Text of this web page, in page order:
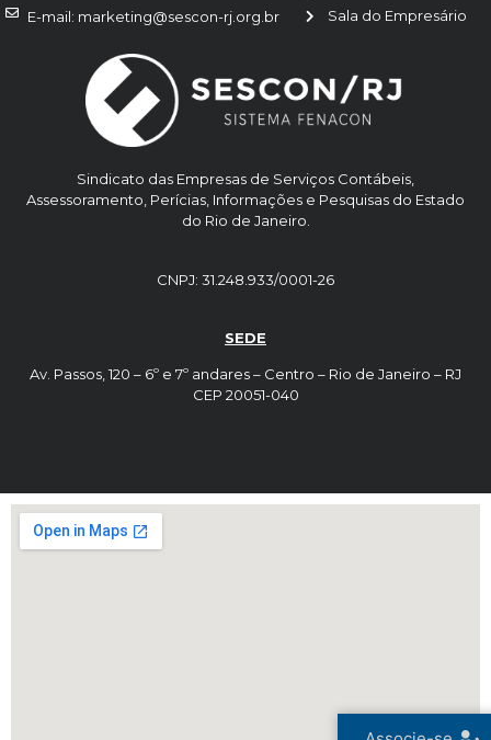
Sindicato das Empresas de Serviços Contábeis,
Assessoramento, Perícias, Informações e Pesquisas do Estado
do Rio de Janeiro.
CNPJ: 31.248.933/0001-26
SEDE
Av. Passos, 120 – 6º e 7º andares – Centro – Rio de Janeiro – RJ
CEP 20051-040
Sala do Empresário
E-mail: marketing@sescon-rj.org.br